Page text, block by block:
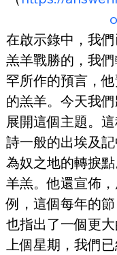
在啟示錄中，我
羔羊戰勝的，我
罕所作的預言，
的羔羊。今天我
展開這個主題。
詩一般的出埃及
為奴之地的轉捩
羊羔。他還宣佈
例，這個每年的
也指出了一個更大
上個星期，我們